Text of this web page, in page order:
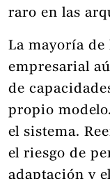
raro en las
La mayoría
empresarial
de
propio
el sistema.
el riesgo de
adaptación y